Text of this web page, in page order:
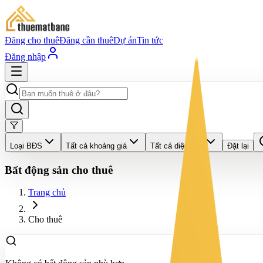
Đăng cho thuêĐăng cần thuêDự ánTin tức
Đăng nhập
Loại BĐS Tất cả khoảng giá Tất cả diện tích Đặt lại
Bất động sản cho thuê
Trang chủ
Cho thuê